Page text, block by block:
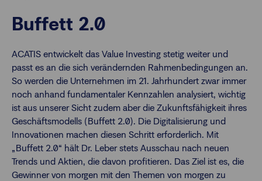
Buffett 2.0
ACATIS entwickelt das Value Investing stetig weiter und
passt es an die sich verändernden Rahmenbedingungen an.
So werden die Unternehmen im 21. Jahrhundert zwar immer
noch anhand fundamentaler Kennzahlen analysiert, wichtig
ist aus unserer Sicht zudem aber die Zukunftsfähigkeit ihres
Geschäftsmodells (Buffett 2.0). Die Digitalisierung und
Innovationen machen diesen Schritt erforderlich. Mit
„Buffett 2.0“ hält Dr. Leber stets Ausschau nach neuen
Trends und Aktien, die davon profitieren. Das Ziel ist es, die
Gewinner von morgen mit den Themen von morgen zu